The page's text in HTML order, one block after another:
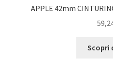
APPLE 42mm
Scopri